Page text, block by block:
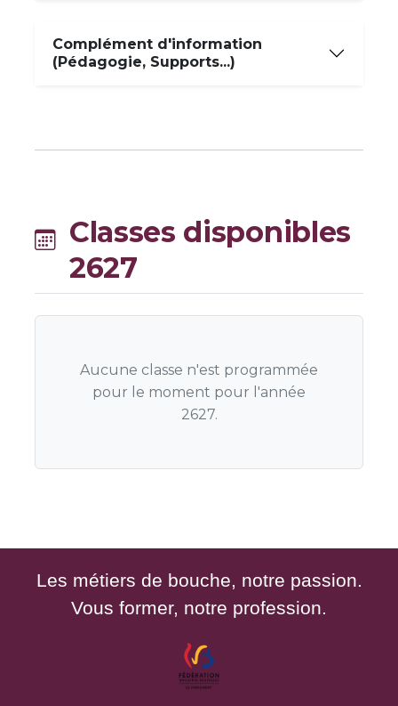
Complément d'information
(Pédagogie, Supports...)
Classes disponibles
2627
Aucune classe n'est programmée
pour le moment pour l'année
2627.
Les métiers de bouche, notre passion.
Vous former, notre profession.